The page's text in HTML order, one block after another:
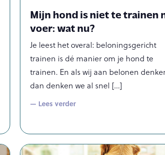
Mijn hond is niet te trainen
voer: wat nu?
Je leest het overal: beloningsgericht
trainen is dé manier om je hond te
trainen. En als wij aan belonen
dan denken we al snel
— Lees verder